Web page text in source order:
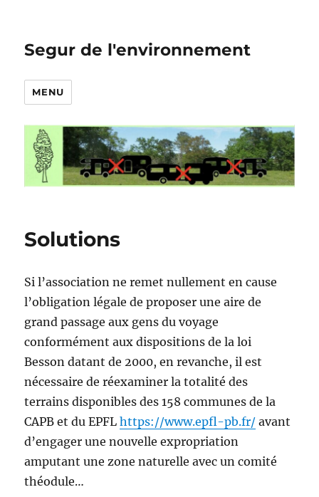
Segur de l'environnement
MENU
Solutions
Si l’association ne remet nullement en cause
l’obligation légale de proposer une aire de
grand passage aux gens du voyage
conformément aux dispositions de la loi
Besson datant de 2000, en revanche, il est
nécessaire de réexaminer la totalité des
terrains disponibles des 158 communes de la
CAPB et du EPFLhttps://www.epfl-pb.fr/ avant
d’engager une nouvelle expropriation
amputant une zone naturelle avec un comité
théodule…